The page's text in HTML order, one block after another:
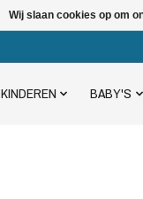
KINDEREN BABY'S
Wij slaan cookies op om